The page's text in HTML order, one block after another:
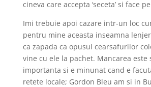
cineva care accepta ‘seceta’ si face
Imi trebuie apoi cazare intr-un loc
pentru mine aceasta inseamna
ca zapada ca opusul cearsafurilor
vine cu ele la pachet. Mancarea este
importanta si e minunat cand e
retete locale; Gordon Bleu am si in